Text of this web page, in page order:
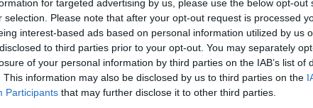
for targeted advertising by us, please use the below opt-out
selection. Please note that after your opt-out request is processed
interest-based ads based on personal information utilized by us
to third parties prior to your opt-out. You may separately
of your personal information by third parties on the IAB’s list of
This information may also be disclosed by us to third parties on the
Participants that may further disclose it to other third parties.
karjerą baigusiu Žydrūnu Ilgausku.
Hapoel Europos taurė